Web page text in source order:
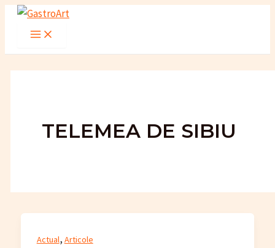
Skip
Main
TELEMEA DE SIBIU
Actual, Articole